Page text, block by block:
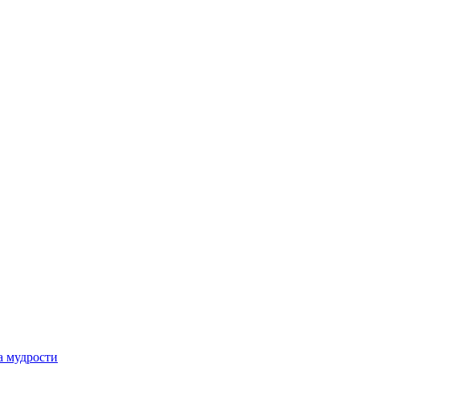
мудрости